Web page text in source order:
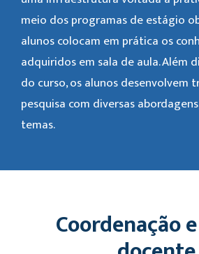
meio dos programas de estágio
alunos colocam em prática os
adquiridos em sala de aula. Além
do curso, os alunos desenvolvem
pesquisa com diversas
temas.
Coordenação